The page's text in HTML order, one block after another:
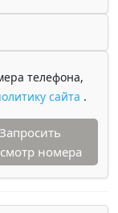
телефона,
сайта .
Запросить
номера